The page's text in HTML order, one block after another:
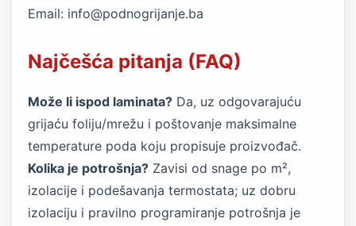
Email: info@podnogrijanje.ba
Najčešća pitanja (FAQ)
Može li ispod laminata? Da, uz odgovarajuću
grijaću foliju/mrežu i poštovanje maksimalne
temperature poda koju propisuje proizvođač.
Kolika je potrošnja? Zavisi od snage po m²,
izolacije i podešavanja termostata; uz dobru
izolaciju i pravilno programiranje potrošnja je